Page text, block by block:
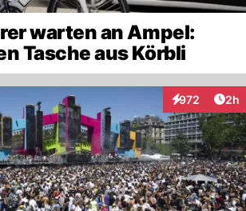
warten an Ampel:
Tasche aus Körbli
972
Interaktionen
2h